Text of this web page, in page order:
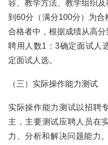
容、教学方法、教学组织
到60分（满分100分）为
合格者中，根据成绩从高
聘用人数1：3确定面试人
定面试人选。
（三）实际操作能力测试
实际操作能力测试以招聘
主，主要测试应聘人员在
力、分析和解决问题能力